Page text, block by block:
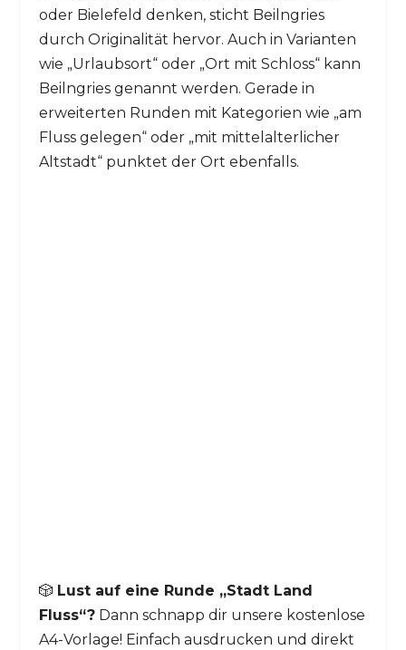
oder Bielefeld denken, sticht Beilngries
durch Originalität hervor. Auch in Varianten
wie „Urlaubsort“ oder „Ort mit Schloss“ kann
Beilngries genannt werden. Gerade in
erweiterten Runden mit Kategorien wie „am
Fluss gelegen“ oder „mit mittelalterlicher
Altstadt“ punktet der Ort ebenfalls.
🎲 Lust auf eine Runde „Stadt Land
Fluss“?Dann schnapp dir unsere kostenlose
A4-Vorlage! Einfach ausdrucken und direkt